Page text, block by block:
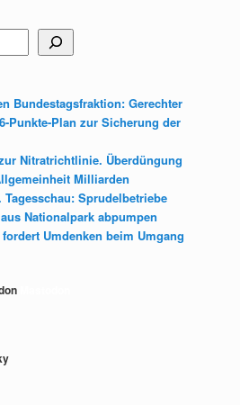
Bundestagsfraktion: Gerechter
Punkte-Plan zur Sicherung der
Nitratrichtlinie. Überdüngung
Milliarden
Sprudelbetriebe
Nationalpark abpumpen
Umdenken beim Umgang